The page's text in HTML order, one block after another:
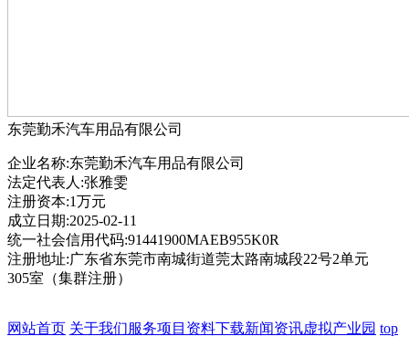
东莞勤禾汽车用品有限公司
企业名称:东莞勤禾汽车用品有限公司
法定代表人:张雅雯
注册资本:1万元
成立日期:2025-02-11
统一社会信用代码:91441900MAEB955K0R
注册地址:广东省东莞市南城街道莞太路南城段22号2单元
305室（集群注册）
网站首页 关于我们服务项目 资料下载新闻资讯虚拟产业园 top